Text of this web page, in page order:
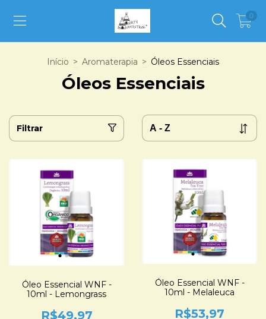
0
Início > Aromaterapia > Óleos Essenciais
Óleos Essenciais
Filtrar
Óleo Essencial WNF -
10ml - Lemongrass
R$49,97
Óleo Essencial WNF -
10ml - Melaleuca
R$53,97